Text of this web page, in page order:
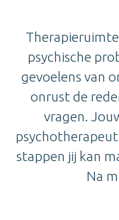
psychische
gevoelens van
onrust de
vragen.
stappen jij kan
Na